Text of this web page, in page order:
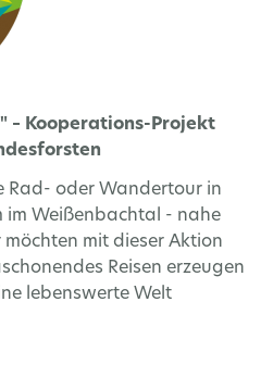
– Kooperations-Projekt
Rad- oder Wandertour in
im Weißenbachtal - nahe
mit dieser Aktion
Reisen erzeugen
lebenswerte Welt